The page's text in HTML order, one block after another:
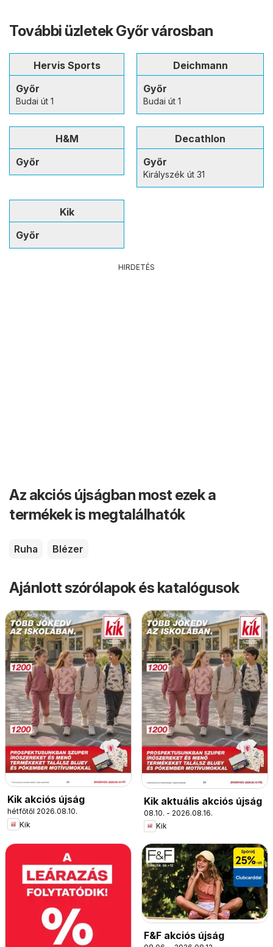
További üzletek Győr városban
Hervis Sports
Győr
Budai út 1
Deichmann
Győr
Budai út 1
H&M
Győr
Decathlon
Győr
Királyszék út 31
Kik
Győr
HIRDETÉS
Az akciós újságban most ezek a
termékek is megtalálhatók
Ruha Blézer
Ajánlott szórólapok és katalógusok
Kik akciós újság
hétfőtől 2026.08.10.
Kik
Kik aktuális akciós újság
08.10. - 2026.08.16.
Kik
F&F akciós újság